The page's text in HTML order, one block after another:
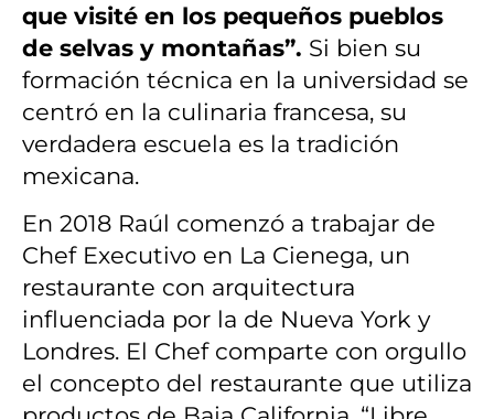
que visité en los pequeños pueblos
de selvas y montañas”. Si bien su
formación técnica en la universidad se
centró en la culinaria francesa, su
verdadera escuela es la tradición
mexicana.
En 2018 Raúl comenzó a trabajar de
Chef Executivo en La Cienega, un
restaurante con arquitectura
influenciada por la de Nueva York y
Londres. El Chef comparte con orgullo
el concepto del restaurante que utiliza